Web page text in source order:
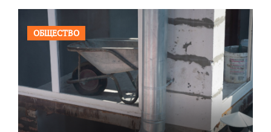
ОБЩЕСТВО